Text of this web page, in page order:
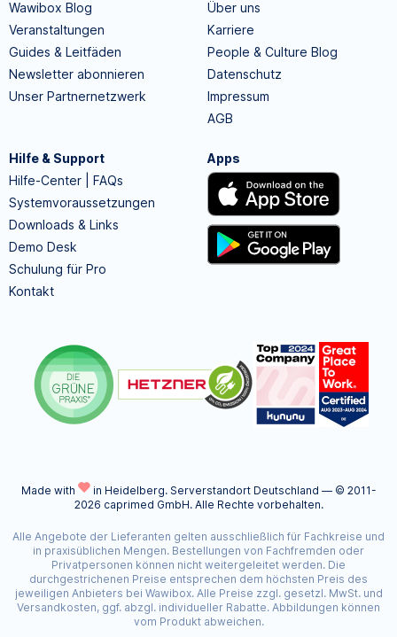
Wawibox Blog
Veranstaltungen
Guides & Leitfäden
Newsletter abonnieren
Unser Partnernetzwerk
Über uns
Karriere
People & Culture Blog
Datenschutz
Impressum
AGB
Hilfe & Support
Hilfe-Center | FAQs
Systemvoraussetzungen
Downloads & Links
Demo Desk
Schulung für Pro
Kontakt
Apps
Made with in Heidelberg. Serverstandort Deutschland — © 2011-
2026 caprimed GmbH. Alle Rechte vorbehalten.
Alle Angebote der Lieferanten gelten ausschließlich für Fachkreise und
in praxisüblichen Mengen. Bestellungen von Fachfremden oder
Privatpersonen können nicht weitergeleitet werden. Die
durchgestrichenen Preise entsprechen dem höchsten Preis des
jeweiligen Anbieters bei Wawibox. Alle Preise zzgl. gesetzl. MwSt. und
Versandkosten, ggf. abzgl. individueller Rabatte. Abbildungen können
vom Produkt abweichen.